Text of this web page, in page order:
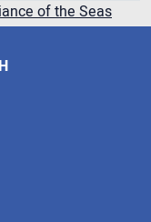
of the Seas